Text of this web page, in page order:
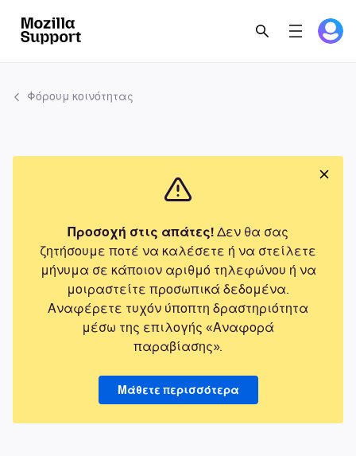
Φόρουμ κοινότητας
Προσοχή στις απάτες! Δεν θα σας
ζητήσουμε ποτέ να καλέσετε ή να στείλετε
μήνυμα σε κάποιον αριθμό τηλεφώνου ή να
μοιραστείτε προσωπικά δεδομένα.
Αναφέρετε τυχόν ύποπτη δραστηριότητα
μέσω της επιλογής «Αναφορά
παραβίασης».
Μάθετε περισσότερα